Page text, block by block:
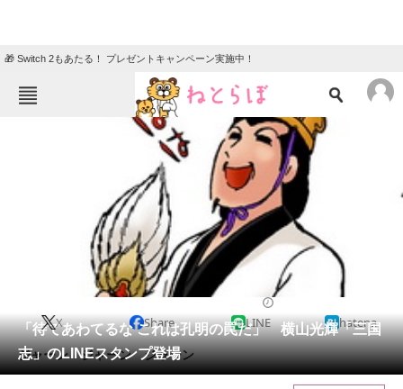
🎁 Switch 2もあたる！ プレゼントキャンペーン実施中！
ニュース
クイズ
地域
教育・育児
リサーチ
会員記事
メディア
「待てあわてるな これは孔明の罠だ」 横山光輝「三国
志」のLINEスタンプ登場
X Share LINE hatena
ジャーン ジャーン ジャーン